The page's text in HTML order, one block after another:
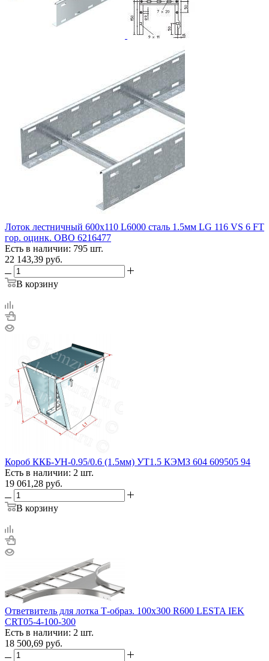
Лоток лестничный 600х110 L6000 сталь 1.5мм LG 116 VS 6 FT
гор. оцинк. OBO 6216477
Есть в наличии: 795 шт.
22 143,39 руб.
В корзину
Короб ККБ-УН-0.95/0.6 (1.5мм) УТ1.5 КЭМЗ 604 609505 94
Есть в наличии: 2 шт.
19 061,28 руб.
В корзину
Ответвитель для лотка Т-образ. 100х300 R600 LESTA IEK
CRT05-4-100-300
Есть в наличии: 2 шт.
18 500,69 руб.